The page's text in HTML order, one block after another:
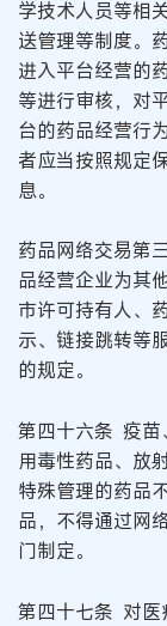
学技术人员等相
送管理等制度。
进入平台经营的
等进行审核，对
台的药品经营行
者应当按照规定
息。
药品网络交易第
品经营企业为其
市许可持有人、
示、链接跳转等
的规定。
第四十六条 疫苗
用毒性药品、放
特殊管理的药品
品，不得通过网
门制定。
第四十七条 对医